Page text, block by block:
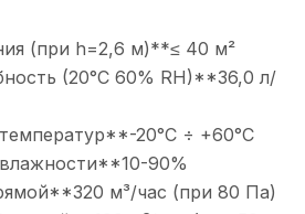
(при h=2,6 м)**≤ 40 м²
(20°С 60% RH)**36,0 л/
20°С ÷ +60°С
90%
м³/час (при 80 Па)